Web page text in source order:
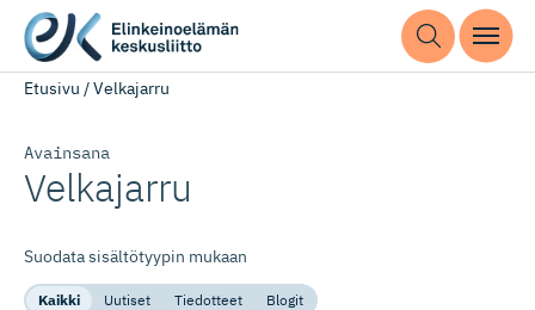
Etusivu /Velkajarru
Avainsana
Velkajarru
Suodata sisältötyypin mukaan
Kaikki Uutiset Tiedotteet Blogit